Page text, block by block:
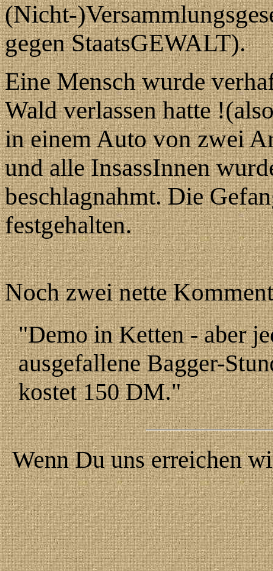
(Nicht-
gegen StaatsGEWALT).
Eine Mensch wurde
Wald verlassen hatte
in einem Auto von zwei
und alle InsassInnen
beschlagnahmt. Die
festgehalten.
Noch zwei nette
"Demo in Ketten - aber
ausgefallene Bagger-
kostet 150 DM."
Wenn Du uns erreichen